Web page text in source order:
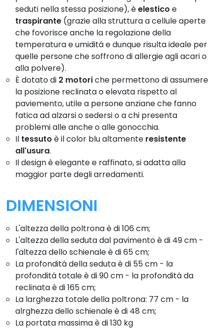
seduti nella stessa posizione), èelestico e
traspirante (grazie alla struttura a cellule aperte
che fovorisce anche la regolazione della
temperatura e umiditá e dunque risulta ideale per
quelle persone che soffrono di allergie agli acari o
alla polvere).
È dotato di 2 motoriche permettono di assumere
la posizione reclinata o elevata rispetto al
paviemento, utile a persone anziane che fanno
fatica ad alzarsi o sedersi o a chi presenta
problemi alle anche o alle gonocchia.
Il tessuto è il color blu altamente resistente
all'usura.
Il design è elegante e raffinato, si adatta alla
maggior parte degli arredamenti.
DIMENSIONI
L'altezza della poltrona è di 106 cm;
L'altezza della seduta dal pavimento è di 49 cm -
l'altezza dello schienale è di 65 cm;
La profonditá della seduta è di 55 cm - la
profonditá totale è di 90 cm - la profonditá da
reclinata è di 165 cm;
La larghezza totale della poltrona: 77 cm - la
alrghezza dello schienale è di 48 cm;
La portata massima è di 130 kg